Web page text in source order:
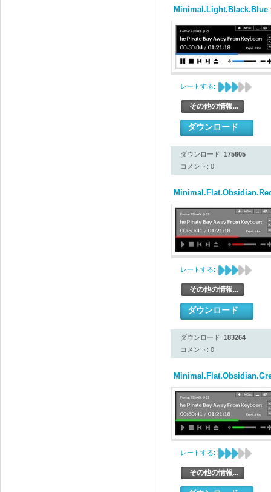
Minimal.Light.Black.Blue
レートする:
その他の情報...
ダウンロード
ダウンロード: 175605
コメント: 0
レートする:
その他の情報...
ダウンロード
ダウンロード: 183264
コメント: 0
レートする:
その他の情報...